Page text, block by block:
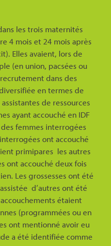
les trois maternités
4 mois et 24 mois après
Elles avaient, lors de
(en union, pacsées ou
dans des
en termes de
de ressources
ayant accouché en IDF
des femmes interrogées
ont accouché
primipares les autres
ont accouché deux fois
Les grossesses ont été
d’autres ont été
étaient
(programmées ou en
ont mentionné avoir eu
a été identifiée comme